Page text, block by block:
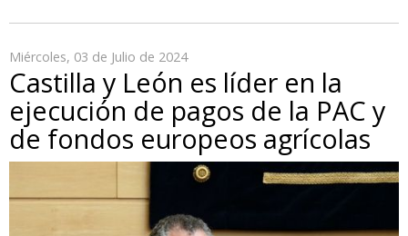
Miércoles, 03 de Julio de 2024
Castilla y León es líder en la
ejecución de pagos de la PAC y
de fondos europeos agrícolas